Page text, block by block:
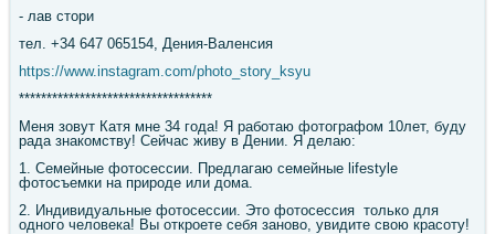
- лав стори
тел. +34 647 065154, Дения-Валенсия
https://www.instagram.com/photo_story_ksyu
***********************************
Меня зовут Катя мне 34 года! Я работаю фотографом 10лет, буду
рада знакомству! Сейчас живу в Дении. Я делаю:
1. Семейные фотосессии. Предлагаю семейные lifestyle
фотосъемки на природе или дома.
2. Индивидуальные фотосессии. Это фотосессия только для
одного человека! Вы откроете себя заново, увидите свою красоту!